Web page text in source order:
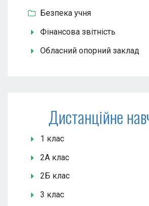
Безпека учня
Фінансова звітність
Обласний опорний заклад
Дистанційне
1 клас
2А клас
2Б клас
3 клас